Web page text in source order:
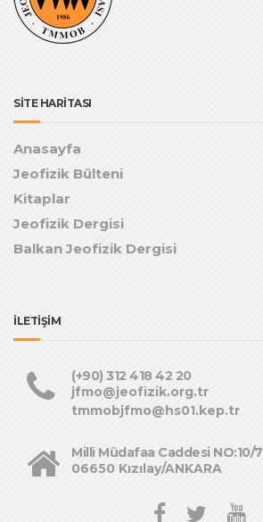
SİTE HARİTASI
Anasayfa
Jeofizik Bülteni
Kitaplar
Jeofizik Dergisi
Balkan Jeofizik Dergisi
İLETİŞİM
(+90) 312 418 42 20
jfmo@jeofizik.org.tr
tmmobjfmo@hs01.kep.tr
Milli Müdafaa Caddesi NO:10/7
06650 Kızılay/ANKARA